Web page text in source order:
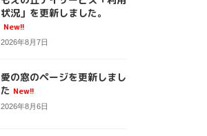
状況」を更新しました。
New!!
2026年8月7日
愛の窓のページを更新しまし
た New!!
2026年8月6日